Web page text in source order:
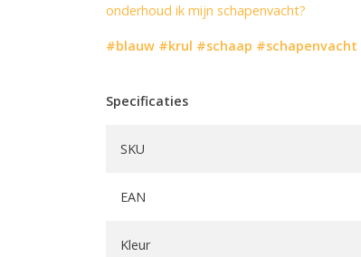
onderhoud ik mijn schapenvacht?
#blauw #krul #schaap #schapenvacht
Specificaties
SKU
EAN
Kleur